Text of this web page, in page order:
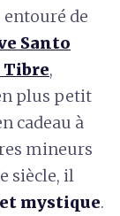
de
Santo
Tibre,
plus petit
cadeau à
mineurs
siècle, il
mystique.